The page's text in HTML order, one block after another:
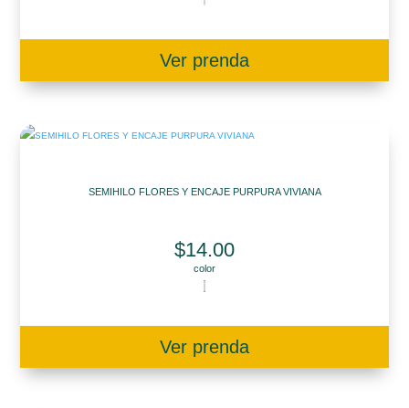
Ver prenda
SEMIHILO FLORES Y ENCAJE PURPURA VIVIANA
$14.00
color
Ver prenda